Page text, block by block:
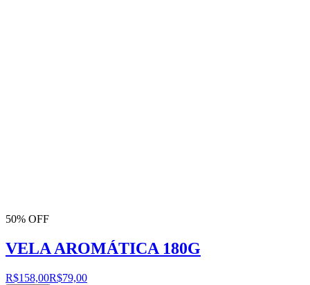
50% OFF
VELA AROMÁTICA 180G
R$158,00R$79,00